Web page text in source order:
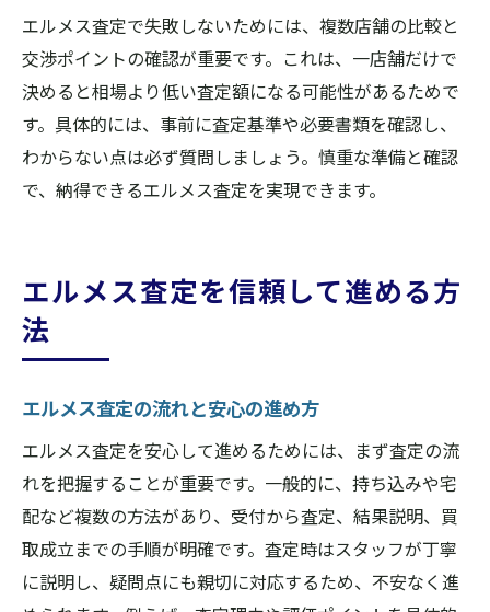
安心してエルメスを売るための実践ガイド
エルメス査定を安心して進めるための手順
エルメス買取専門店と一般店の違い
ブランド買取ランキングを活かす売却戦略
エルメス査定後のフォローとサポート
エルメス査定で失敗しないためには、複数店舗の比較と
交渉ポイントの確認が重要です。これは、一店舗だけで
決めると相場より低い査定額になる可能性があるためで
す。具体的には、事前に査定基準や必要書類を確認し、
わからない点は必ず質問しましょう。慎重な準備と確認
で、納得できるエルメス査定を実現できます。
エルメス査定を信頼して進める方
法
エルメス査定の流れと安心の進め方
エルメス査定を安心して進めるためには、まず査定の流
れを把握することが重要です。一般的に、持ち込みや宅
配など複数の方法があり、受付から査定、結果説明、買
取成立までの手順が明確です。査定時はスタッフが丁寧
に説明し、疑問点にも親切に対応するため、不安なく進